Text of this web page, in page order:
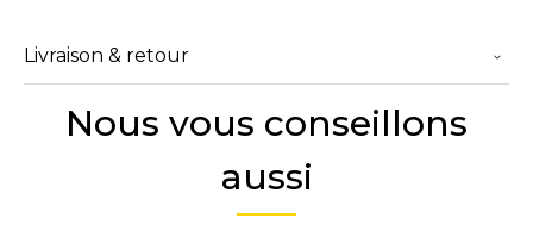
Livraison & retour
Nous vous conseillons
aussi